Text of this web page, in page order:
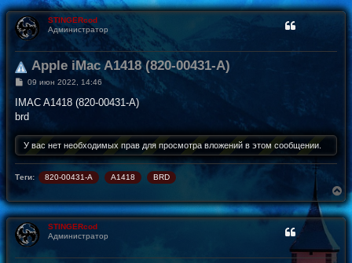
STINGERcod
Администратор
Apple iMac A1418 (820-00431-A)
С
о
щ
н
и
е
09 июн 2022, 14:46
IMAC A1418 (820-00431-A)
brd
У вас нет необходимых прав для просмотра вложений в этом сообщении.
Теги: 820-00431-A A1418 BRD
В
е
р
н
STINGERcod
Администратор